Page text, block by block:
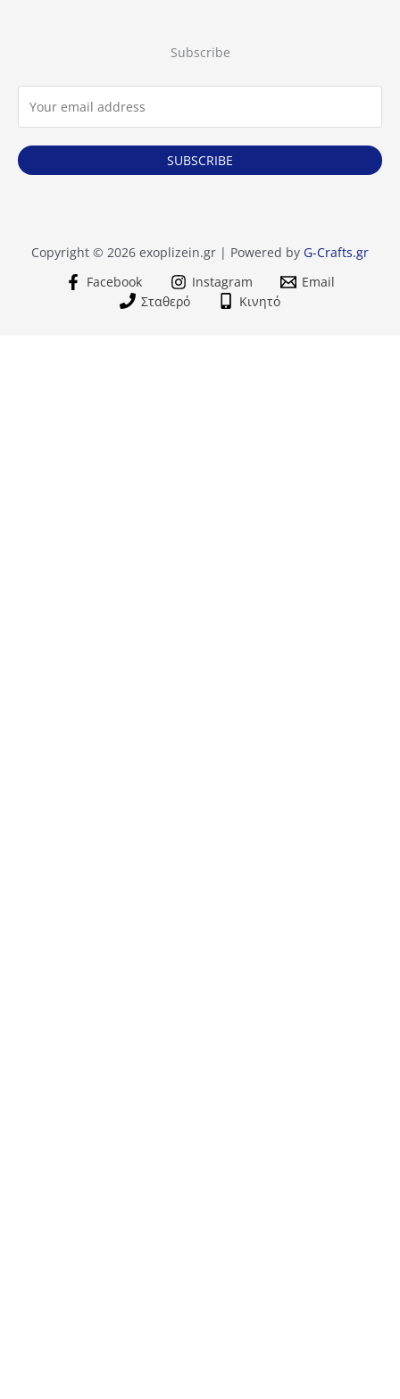
Subscribe
SUBSCRIBE
Copyright © 2026 exoplizein.gr | Powered by G-Crafts.gr
Facebook
Instagram
Email
Σταθερό
Κινητό